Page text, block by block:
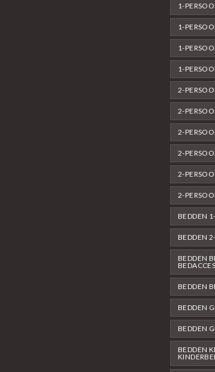
1-
1-
1-
1-
2-
2-
2-
2-
2-
2-
BEDDEN
BEDDEN
BEDDEN
BEDDEN
BEDDEN
BEDDEN
BEDDEN